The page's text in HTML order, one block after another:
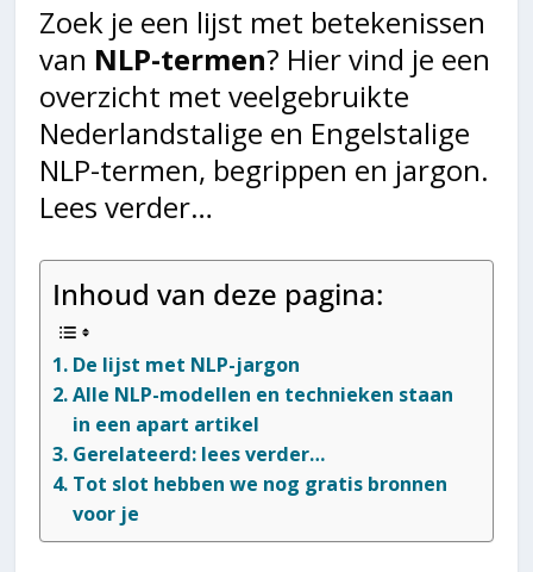
Zoek je een lijst met betekenissen
van NLP-termen? Hier vind je een
overzicht met veelgebruikte
Nederlandstalige en Engelstalige
NLP-termen, begrippen en jargon.
Lees verder…
Inhoud van deze pagina:
De lijst met NLP-jargon
Alle NLP-modellen en technieken staan
in een apart artikel
Gerelateerd: lees verder…
Tot slot hebben we nog gratis bronnen
voor je